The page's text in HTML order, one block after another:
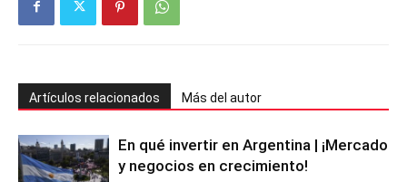
Artículos relacionados Más del autor
En qué invertir en Argentina | ¡Mercado
y negocios en crecimiento!